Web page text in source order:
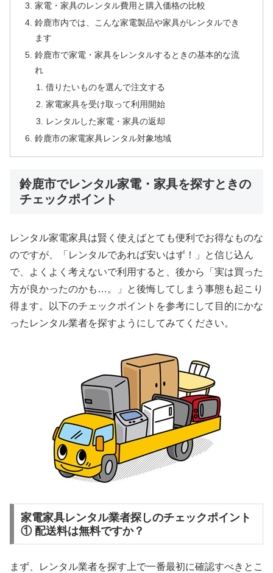
家電・家具のレンタル費用と購入価格の比較
鈴鹿市内では、こんな家電製品や家具がレンタルでき
ます
鈴鹿市で家電・家具をレンタルするときの基本的な流
れ
借りたいものを選んで注文する
家電家具を受け取って利用開始
レンタルした家電・家具の返却
鈴鹿市の家電家具レンタル対象地域
鈴鹿市でレンタル家電・家具を探すときの
チェックポイント
レンタル家電家具は賢く使えばとても便利でお得なものな
のですが、「レンタルであれば安いはず！」と信じ込ん
で、よくよく考えないで利用すると、後から「実は買った
方が良かったのかも…。」と後悔してしまう事態も起こり
得ます。以下のチェックポイントを参考にして目的にかな
ったレンタル業者を探すようにしてみてください。
家電家具レンタル業者探しのチェックポイント
① 配送料は無料ですか？
まず、レンタル業者を探す上で一番最初に確認すべきとこ